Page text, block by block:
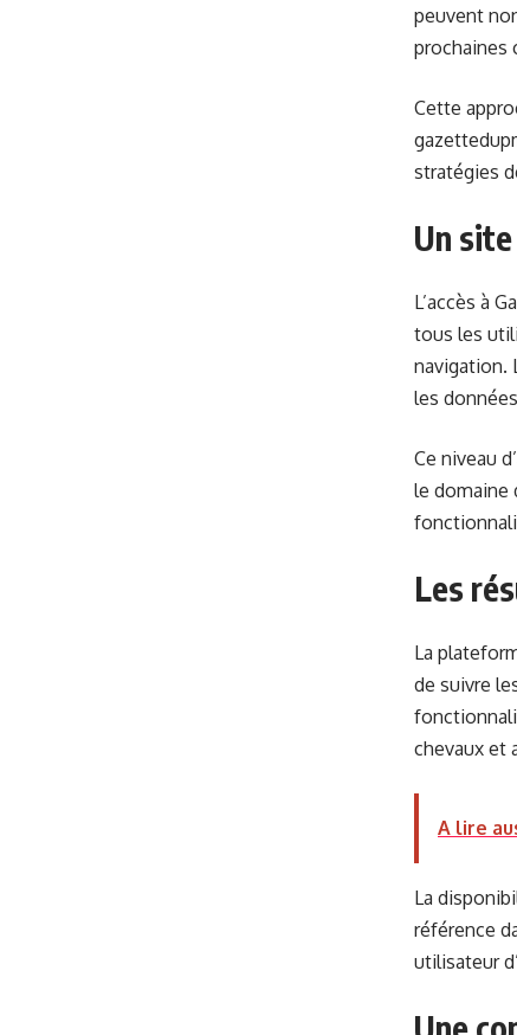
peuvent
prochaines
Cette
stratégies
Un
L’accès à
tous les
navigation.
les
Ce niveau
le domaine
Les
La
de suivre
chevaux et
A lire
La
référence
utilisateur